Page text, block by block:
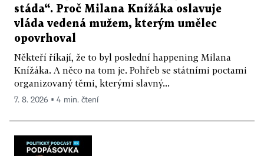
stáda“. Proč Milana Knížáka oslavuje
vláda vedená mužem, kterým umělec
opovrhoval
Někteří říkají, že to byl poslední happening Milana
Knížáka. A něco na tom je. Pohřeb se státními poctami
organizovaný těmi, kterými slavný...
7. 8. 2026 ▪ 4 min. čtení